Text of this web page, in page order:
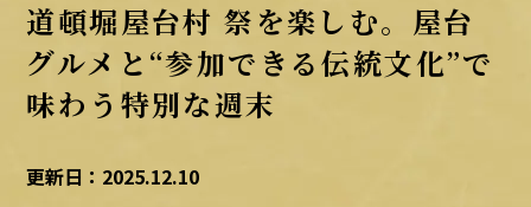
道頓堀屋台村 祭を楽しむ。屋台
グルメと“参加できる伝統文化”で
味わう特別な週末
更新日：2025.12.10